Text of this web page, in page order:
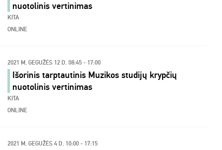
nuotolinis vertinimas
KITA
ONLINE
2021 M. GEGUŽĖS 12 D. 08:45 - 17:00
Išorinis tarptautinis Muzikos studijų krypčių
nuotolinis vertinimas
KITA
ONLINE
2021 M. GEGUŽĖS 4 D. 10:00 - 17:15